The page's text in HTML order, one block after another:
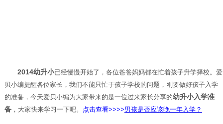
2014幼升小已经慢慢开始了，各位爸爸妈妈都在忙着孩子升学择校。爱
贝小编提醒各位家长，我们不能只忙于孩子学校的问题，刚要做好孩子入学
的准备，今天爱贝小编为大家带来的是一位过来家长分享的幼升小入学准
备，大家快来学习一下吧。 点击查看>>>>男孩是否应该晚一年入学？